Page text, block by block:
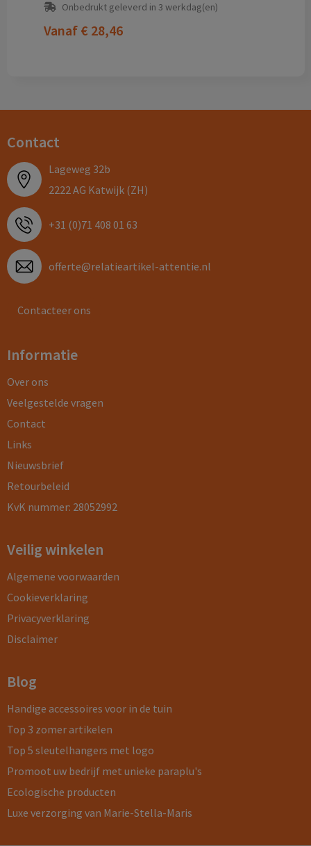
Onbedrukt geleverd in 3 werkdag(en)
Vanaf € 28,46
Contact
Lageweg 32b
2222 AG Katwijk (ZH)
+31 (0)71 408 01 63
offerte@relatieartikel-attentie.nl
Contacteer ons
Informatie
Over ons
Veelgestelde vragen
Contact
Links
Nieuwsbrief
Retourbeleid
KvK nummer: 28052992
Veilig winkelen
Algemene voorwaarden
Cookieverklaring
Privacyverklaring
Disclaimer
Blog
Handige accessoires voor in de tuin
Top 3 zomer artikelen
Top 5 sleutelhangers met logo
Promoot uw bedrijf met unieke paraplu's
Ecologische producten
Luxe verzorging van Marie-Stella-Maris